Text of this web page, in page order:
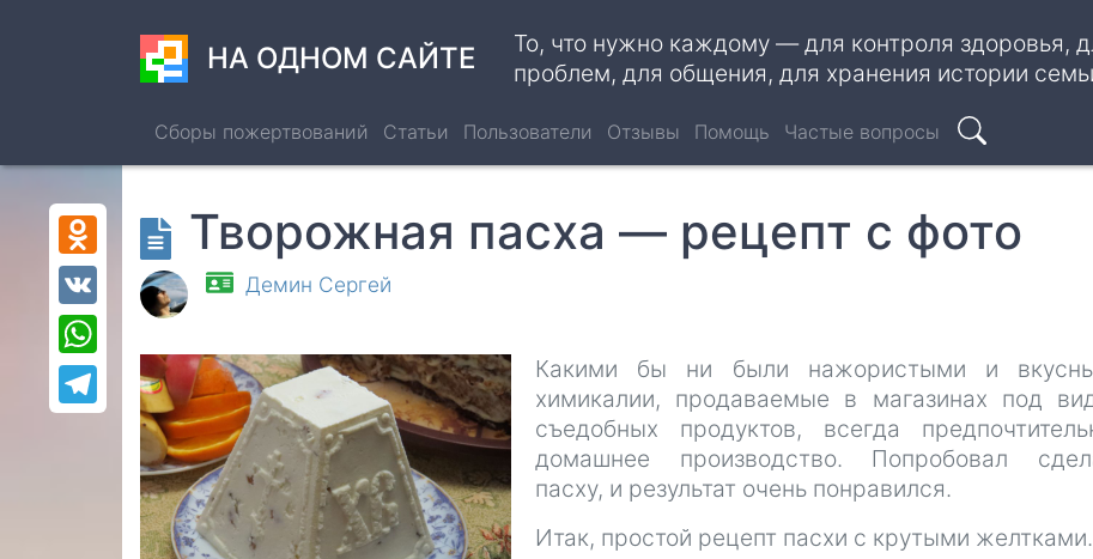
НА ОДНОМ САЙТЕ
То, что нужно каждому — для контроля здоровья,
проблем, для общения, для хранения истории
Сборы пожертвований Статьи Пользователи Отзывы Помощь Частые вопросы
Поиск
Творожная пасха — рецепт с фото
Демин Сергей
Какими бы ни были нажористыми и
химикалии, продаваемые в магазинах под
съедобных продуктов, всегда
домашнее производство. Попробовал
пасху, и результат очень понравился.
Итак, простой рецепт пасхи с крутыми желтками.
Odnoklassniki
Telegram